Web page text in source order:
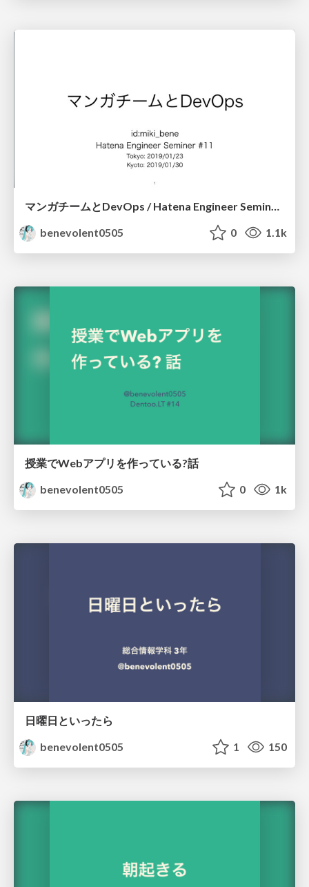
マンガチームとDevOps / Hatena Engineer Seminar #11
benevolent0505
0 1.1k
授業でWebアプリを作っている?話
benevolent0505
0 1k
日曜日といったら
benevolent0505
1 150